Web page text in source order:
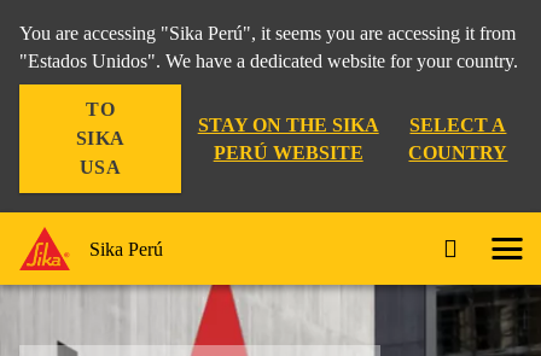
You are accessing "Sika Perú", it seems you are accessing it from
"Estados Unidos". We have a dedicated website for your country.
TO
SIKA
USA
STAY ON THE SIKA
PERÚ WEBSITE
SELECT A
COUNTRY
Sika Perú